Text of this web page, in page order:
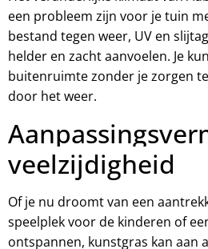
een probleem zijn voor je tuin
bestand tegen weer, UV en
helder en zacht aanvoelen. Je
buitenruimte zonder je zorgen
door het weer.
veelzijdigheid
Of je nu droomt van een
speelplek voor de kinderen of
ontspannen, kunstgras kan aan